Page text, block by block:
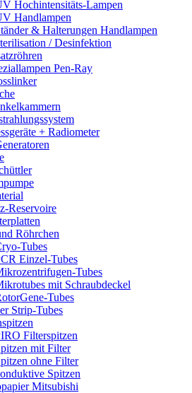
Hochintensitäts-Lampen
Handlampen
& Halterungen Handlampen
/ Desinfektion
Pen-Ray
+ Radiometer
Reservoire
Röhrchen
Tubes
Einzel-Tubes
Tubes
mit Schraubdeckel
Tubes
Strip-Tubes
Filterspitzen
mit Filter
ohne Filter
Spitzen
Mitsubishi